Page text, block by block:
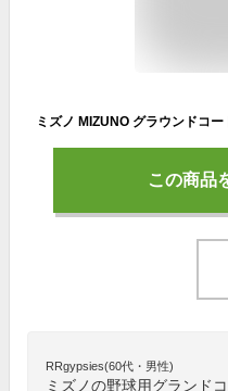
この商品
RRgypsies(60代・男性)
ミズノの野球用グランド